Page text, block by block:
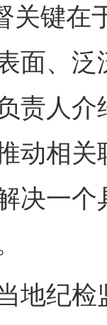
键在
面、泛
责人
动相
决一
纪检